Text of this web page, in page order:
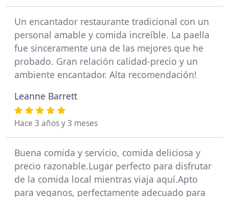
Un encantador restaurante tradicional con un
personal amable y comida increíble. La paella
fue sinceramente una de las mejores que he
probado. Gran relación calidad-precio y un
ambiente encantador. Alta recomendación!
Leanne Barrett
Hace 3 años y 3 meses
Buena comida y servicio, comida deliciosa y
precio razonable.Lugar perfecto para disfrutar
de la comida local mientras viaja aquí.Apto
para veganos, perfectamente adecuado para